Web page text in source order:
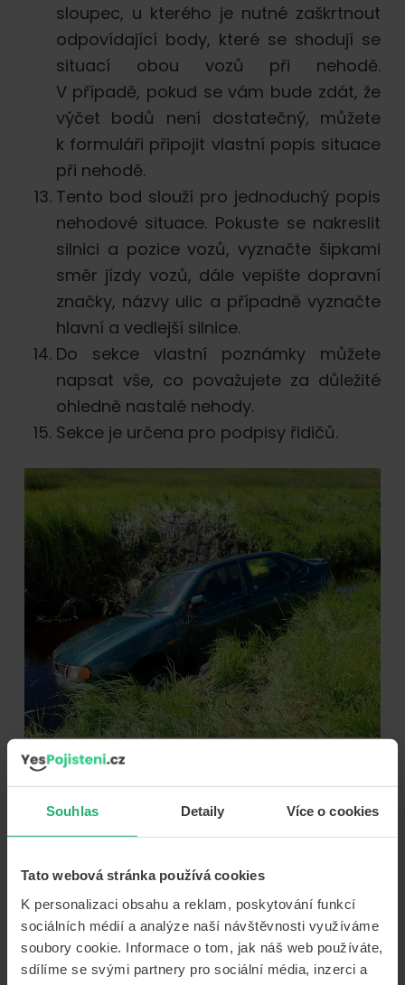
Souhlas Detaily Více o cookies
Tato webová stránka používá cookies
K personalizaci obsahu a reklam, poskytování funkcí
sociálních médií a analýze naší návštěvnosti využíváme
soubory cookie. Informace o tom, jak náš web používáte,
sdílíme se svými partnery pro sociální média, inzerci a
sloupec, u kterého je nutné zaškrtnout
odpovídající body, které se shodují se
situací obou vozů při nehodě.
V případě, pokud se vám bude zdát, že
výčet bodů není dostatečný, můžete
k formuláři připojit vlastní popis situace
při nehodě.
Tento bod slouží pro jednoduchý popis
nehodové situace. Pokuste se nakreslit
silnici a pozice vozů, vyznačte šipkami
směr jízdy vozů, dále vepište dopravní
značky, názvy ulic a případně vyznačte
hlavní a vedlejší silnice.
Do sekce vlastní poznámky můžete
napsat vše, co považujete za důležité
ohledně nastalé nehody.
Sekce je určena pro podpisy řidičů.
Kde formulář záznamu o dopravní
Formulář záznamu o dopravní nehodě vám většinou
povinného ručení. K dispozici jsou záznamy také na
pobočkách většiny pojišťoven. Máte také možnost
záznam o dopravní nehodě
stáhnout z našich stránek.
Následně si záznam vytisknete a vozíte sebou spolu se
zelenou kartou pro případ nehody. V praxi nevadí, pokud
budete mít záznam o dopravní nehodě vytištěn pouze